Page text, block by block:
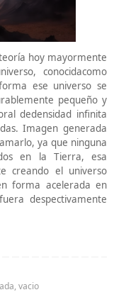
hoy mayormente
conocidacomo
ese universo se
pequeño y
dedensidad infinita
Imagen generada
ya que ninguna
en la Tierra, esa
creando el universo
forma acelerada en
despectivamente
, vacio